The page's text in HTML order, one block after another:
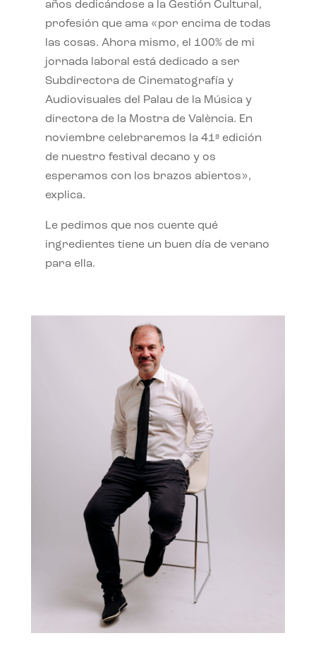
años dedicándose a la Gestión Cultural,
profesión que ama «por encima de todas
las cosas. Ahora mismo, el 100% de mi
jornada laboral está dedicado a ser
Subdirectora de Cinematografía y
Audiovisuales del Palau de la Música y
directora de la Mostra de València. En
noviembre celebraremos la 41ª edición
de nuestro festival decano y os
esperamos con los brazos abiertos»,
explica.
Le pedimos que nos cuente qué
ingredientes tiene un buen día de verano
para ella.